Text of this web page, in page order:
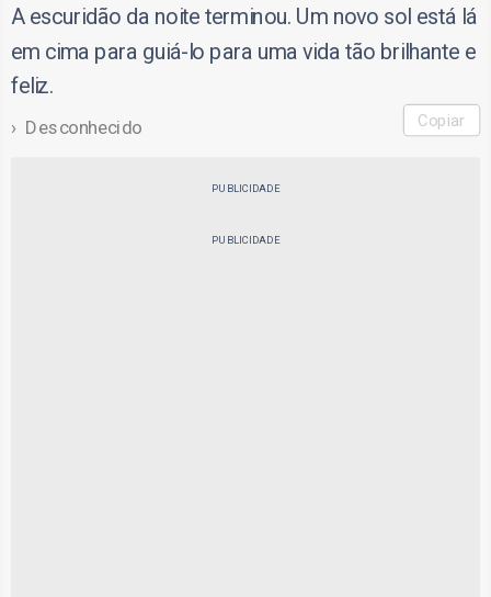
A escuridão da noite terminou. Um novo sol está lá
em cima para guiá-lo para uma vida tão brilhante e
feliz.
Desconhecido Copiar
PUBLICIDADE
PUBLICIDADE